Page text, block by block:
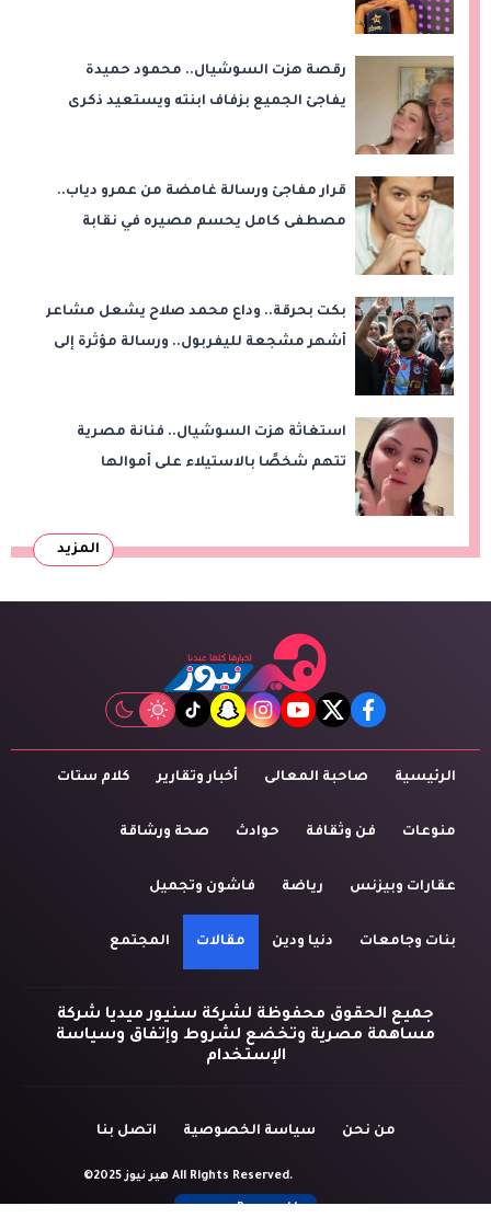
رقصة هزت السوشيال.. محمود حميدة
يفاجئ الجميع بزفاف ابنته ويستعيد ذكرى
قرار مفاجئ ورسالة غامضة من عمرو دياب..
مصطفى كامل يحسم مصيره في نقابة
بكت بحرقة.. وداع محمد صلاح يشعل مشاعر
أشهر مشجعة لليفربول.. ورسالة مؤثرة إلى
استغاثة هزت السوشيال.. فنانة مصرية
تتهم شخصًا بالاستيلاء على أموالها
المزيد
facebook
twitter
youtube
instagram
snapchat
tiktok
الرئيسية صاحبة المعالى أخبار وتقارير كلام ستات
منوعات فن وثقافة حوادث صحة ورشاقة
عقارات وبيزنس رياضة فاشون وتجميل
بنات وجامعات دنيا ودين مقالات المجتمع
جميع الحقوق محفوظة لشركة سنيور ميديا شركة
مساهمة مصرية وتخضع لشروط وإتفاق وسياسة
الإستخدام
من نحن سياسة الخصوصية اتصل بنا
©2025 هير نيوز All Rights Reserved.
Powered by